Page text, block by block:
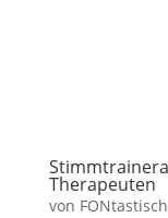
Therapeuten
von FONtastisch